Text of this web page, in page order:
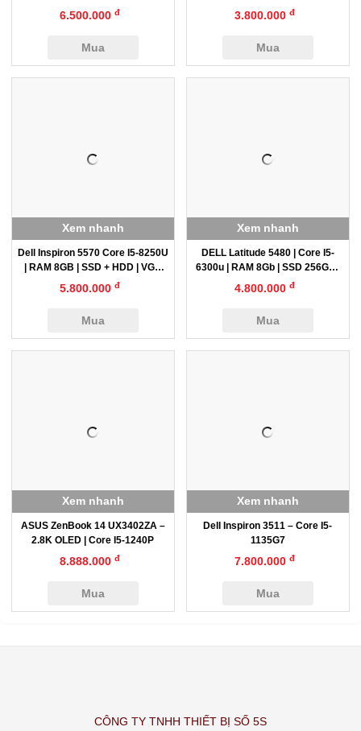
512GB, 14″
6.500.000đ
Mua
3.800.000đ
Mua
Dell Inspiron 5570 Core I5-8250U
| RAM 8GB | SSD + HDD | VGA
Radeon R7 M460 | 15.6″ FHD
5.800.000đ
Mua
Xem nhanh
DELL Latitude 5480 | Core I5-
6300u | RAM 8Gb | SSD 256Gb |
Màn 14″
4.800.000đ
Mua
Xem nhanh
ASUS ZenBook 14 UX3402ZA –
2.8K OLED | Core I5-1240P
8.888.000đ
Mua
Xem nhanh
Dell Inspiron 3511 – Core I5-
1135G7
7.800.000đ
Mua
Xem nhanh
CÔNG TY TNHH THIẾT BỊ SỐ 5S